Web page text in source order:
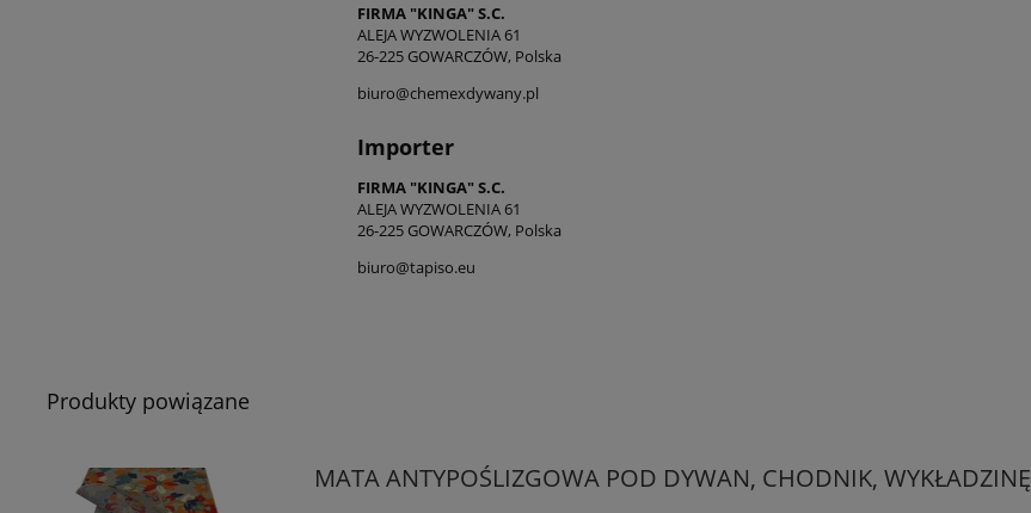
FIRMA "KINGA" S.C.
ALEJA WYZWOLENIA 61
26-225 GOWARCZÓW, Polska
biuro@chemexdywany.pl
Importer
FIRMA "KINGA" S.C.
ALEJA WYZWOLENIA 61
26-225 GOWARCZÓW, Polska
biuro@tapiso.eu
Produkty powiązane
MATA ANTYPOŚLIZGOWA POD DYWAN, CHODNIK, WYKŁADZINĘ